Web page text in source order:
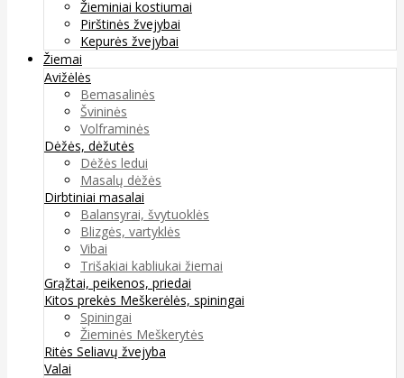
Žieminiai kostiumai
Pirštinės žvejybai
Kepurės žvejybai
Žiemai
Avižėlės
Bemasalinės
Švininės
Volframinės
Dėžės, dėžutės
Dėžės ledui
Masalų dėžės
Dirbtiniai masalai
Balansyrai, švytuoklės
Blizgės, vartyklės
Vibai
Trišakiai kabliukai žiemai
Grąžtai, peikenos, priedai
Kitos prekės Meškerėlės, spiningai
Spiningai
Žieminės Meškerytės
Ritės Seliavų žvejyba
Valai